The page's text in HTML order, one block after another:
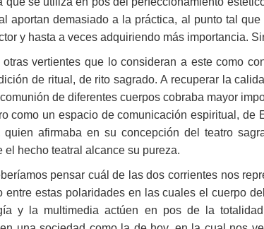
aportan demasiado a la práctica, al punto tal que
y hasta a veces adquiriendo más importancia.
vertientes que lo consideran a este como
de ritual, de rito sagrado. A recuperar la
de diferentes cuerpos cobraba mayor
como un espacio de comunicación espiritual, de
quien afirmaba en su concepción del teatro
hecho teatral alcance su pureza.
pensar cuál de las dos corrientes nos
estas polaridades en las cuales el cuerpo
y la multimedia actúen en pos de la